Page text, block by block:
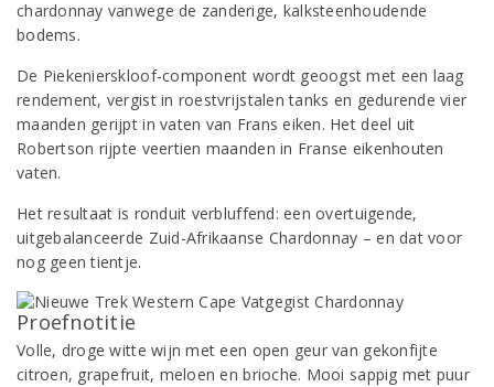
chardonnay vanwege de zanderige, kalksteenhoudende
bodems.
De Piekenierskloof-component wordt geoogst met een laag
rendement, vergist in roestvrijstalen tanks en gedurende vier
maanden gerijpt in vaten van Frans eiken. Het deel uit
Robertson rijpte veertien maanden in Franse eikenhouten
vaten.
Het resultaat is ronduit verbluffend: een overtuigende,
uitgebalanceerde Zuid-Afrikaanse Chardonnay – en dat voor
nog geen tientje.
Proefnotitie
Volle, droge witte wijn met een open geur van gekonfijte
citroen, grapefruit, meloen en brioche. Mooi sappig met puur